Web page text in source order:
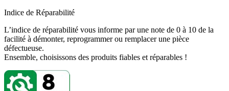
Indice de Réparabilité
L’indice de réparabilité vous informe par une note de 0 à 10 de la
facilité à démonter, reprogrammer ou remplacer une pièce
défectueuse.
Ensemble, choisissons des produits fiables et réparables !